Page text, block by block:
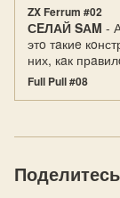
ZX Ferrum #02
СEЛАЙ SАM -
этo тaкиe
них, кaк
Full Pull #08